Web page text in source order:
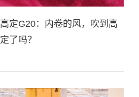
高定G20：内卷的风，吹到高
定了吗？